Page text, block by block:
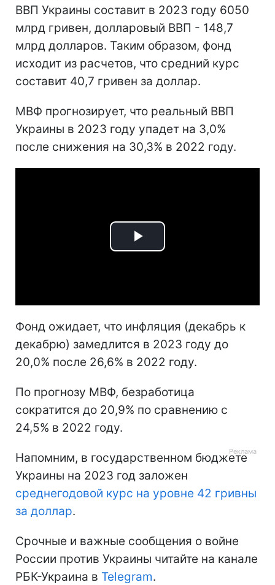
ВВП Украины составит в 2023 году 6050
млрд гривен, долларовый ВВП - 148,7
млрд долларов. Таким образом, фонд
исходит из расчетов, что средний курс
составит 40,7 гривен за доллар.
МВФ прогнозирует, что реальный ВВП
Украины в 2023 году упадет на 3,0%
после снижения на 30,3% в 2022 году.
Play
Фонд ожидает, что инфляция (декабрь к
декабрю) замедлится в 2023 году до
20,0% после 26,6% в 2022 году.
По прогнозу МВФ, безработица
сократится до 20,9% по сравнению с
24,5% в 2022 году.
Напомним, в государственном бюджете
Украины на 2023 год заложен
среднегодовой курс на уровне 42 гривны
за доллар.
Срочные и важные сообщения о войне
России против Украины читайте на канале
РБК-Украина в Telegram.